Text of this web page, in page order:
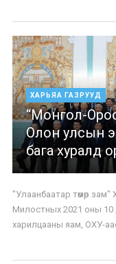
ХАРЬЯА ГАЗРУУД
“Монгол-
Олон улсын
бага хуралд
"Улаанбаатар төмөр
Милостных 2021 оны 10
харилцааны яам, ОХУ-